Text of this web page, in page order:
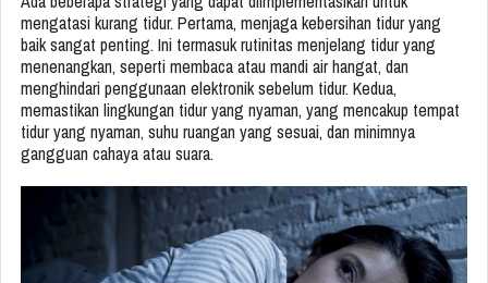
mengatasi kurang tidur. Pertama, menjaga kebersihan tidur yang
baik sangat penting. Ini termasuk rutinitas menjelang tidur yang
menenangkan, seperti membaca atau mandi air hangat, dan
menghindari penggunaan elektronik sebelum tidur. Kedua,
memastikan lingkungan tidur yang nyaman, yang mencakup tempat
tidur yang nyaman, suhu ruangan yang sesuai, dan minimnya
gangguan cahaya atau suara.